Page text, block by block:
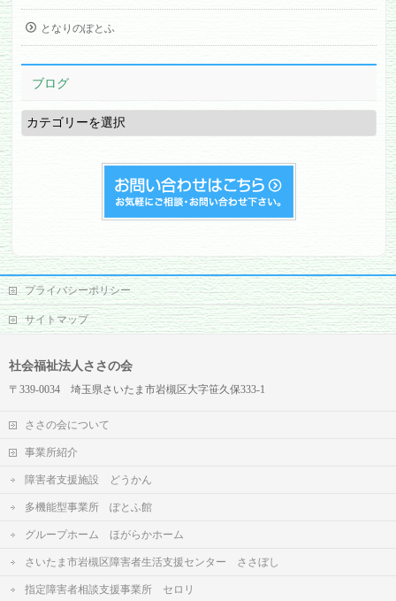
となりのぽとふ
ブログ
ブ
ロ
グ
プライバシーポリシー
サイトマップ
社会福祉法人ささの会
〒339-0034 埼玉県さいたま市岩槻区大字笹久保333-1
ささの会について
事業所紹介
障害者支援施設 どうかん
多機能型事業所 ぽとふ館
グループホーム ほがらかホーム
さいたま市岩槻区障害者生活支援センター ささぼし
指定障害者相談支援事業所 セロリ